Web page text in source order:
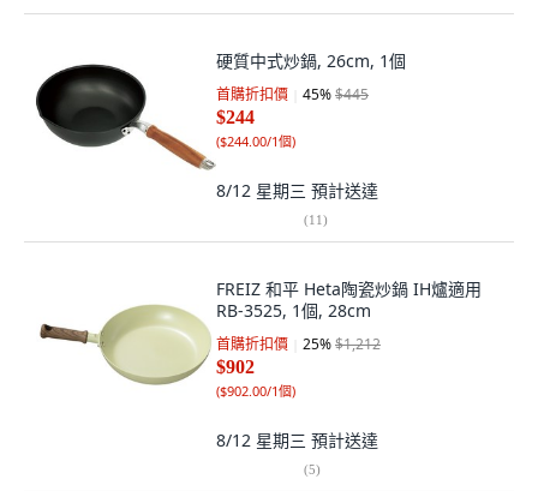
硬質中式炒鍋, 26cm, 1個
首購折扣價 45%$445
$244
($244.00/1個)
8/12 星期三 預計送達
(11)
FREIZ 和平 Heta陶瓷炒鍋 IH爐適用
RB-3525, 1個, 28cm
首購折扣價 25%$1,212
$902
($902.00/1個)
8/12 星期三 預計送達
(5)